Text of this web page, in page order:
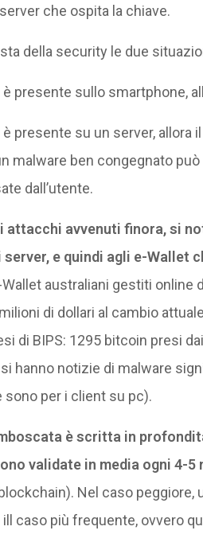
che ospita la chiave.
della security le due
presente sullo smartphone,
presente su un server, allora
malware ben congegnato
dall’utente.
attacchi avvenuti finora, si
e quindi agli e-Wallet
australiani gestiti online
di dollari al cambio
di BIPS: 1295 bitcoin presi
hanno notizie di malware
sono per i client su pc).
è scritta in
validate in media ogni 4-5
Nel caso
caso più frequente, ovvero